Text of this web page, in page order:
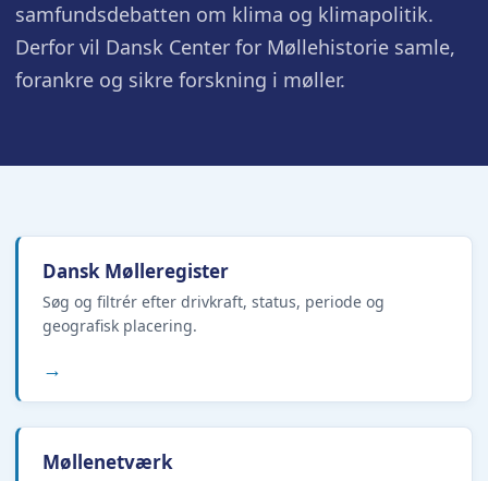
samfundsdebatten om klima og klimapolitik.
Derfor vil Dansk Center for Møllehistorie samle,
forankre og sikre forskning i møller.
Dansk Mølleregister
Søg og filtrér efter drivkraft, status, periode og
geografisk placering.
→
Møllenetværk